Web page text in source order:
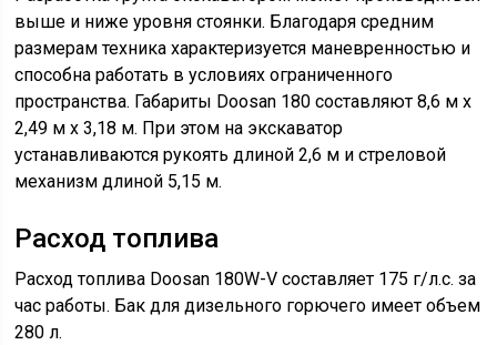
выше и ниже уровня стоянки. Благодаря средним
размерам техника характеризуется маневренностью и
способна работать в условиях ограниченного
пространства. Габариты Doosan 180 составляют 8,6 м х
2,49 м х 3,18 м. При этом на экскаватор
устанавливаются рукоять длиной 2,6 м и стреловой
механизм длиной 5,15 м.
Расход топлива
Расход топлива Doosan 180W-V составляет 175 г/л.с. за
час работы. Бак для дизельного горючего имеет объем
280 л.